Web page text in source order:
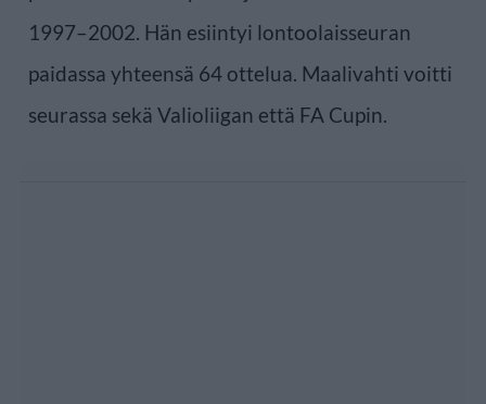
1997–2002. Hän esiintyi lontoolaisseuran
paidassa yhteensä 64 ottelua. Maalivahti voitti
seurassa sekä Valioliigan että FA Cupin.